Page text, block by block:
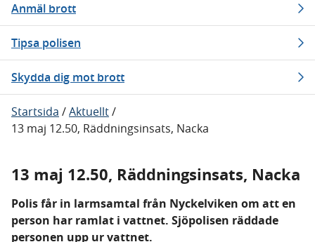
Anmäl brott
Tipsa polisen
Skydda dig mot brott
Startsida /Aktuellt/
13 maj 12.50, Räddningsinsats, Nacka
13 maj 12.50, Räddningsinsats, Nacka
Polis får in larmsamtal från Nyckelviken om att en
person har ramlat i vattnet. Sjöpolisen räddade
personen upp ur vattnet.